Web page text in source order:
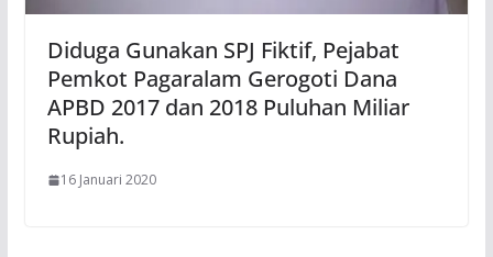
Diduga Gunakan SPJ Fiktif, Pejabat
Pemkot Pagaralam Gerogoti Dana
APBD 2017 dan 2018 Puluhan Miliar
Rupiah.
16 Januari 2020